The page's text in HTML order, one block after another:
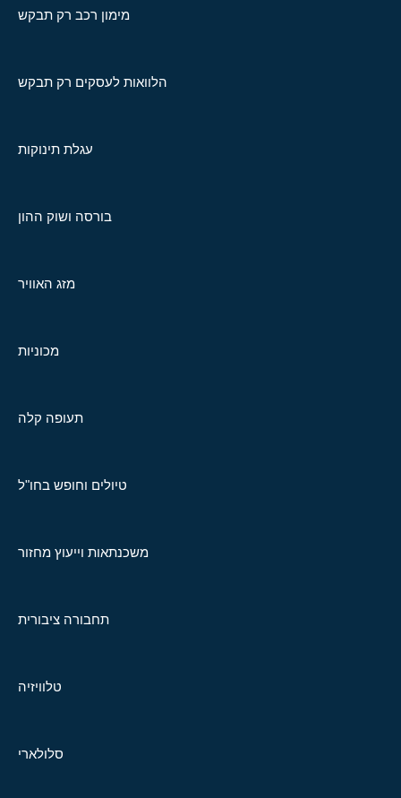
מימון רכב רק תבקש
הלוואות לעסקים רק תבקש
עגלת תינוקות
בורסה ושוק ההון
מזג האוויר
מכוניות
תעופה קלה
טיולים וחופש בחו"ל
משכנתאות וייעוץ מחזור
תחבורה ציבורית
טלוויזיה
סלולארי